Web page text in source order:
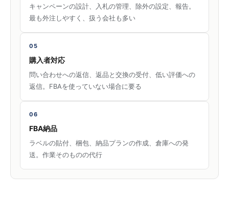
キャンペーンの設計、入札の管理、除外の設定、報告。
最も外注しやすく、扱う会社も多い
05
購入者対応
問い合わせへの返信、返品と交換の受付、低い評価への
返信。FBAを使っていない場合に要る
06
FBA納品
ラベルの貼付、梱包、納品プランの作成、倉庫への発
送。作業そのものの代行